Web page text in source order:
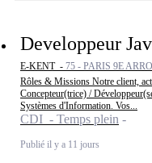
Developpeur
E-KENT - 75 - PARIS 9E
Rôles & Missions Notre client,
Concepteur(trice) /
Systèmes d'Information. Vos...
CDI - Temps plein
Publié il y a 11 jours